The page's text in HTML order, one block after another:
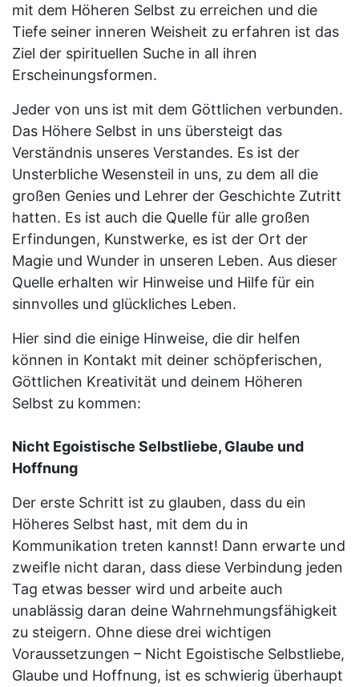
mit dem Höheren Selbst zu erreichen und die
Tiefe seiner inneren Weisheit zu erfahren ist das
Ziel der spirituellen Suche in all ihren
Erscheinungsformen.
Jeder von uns ist mit dem Göttlichen verbunden.
Das Höhere Selbst in uns übersteigt das
Verständnis unseres Verstandes. Es ist der
Unsterbliche Wesensteil in uns, zu dem all die
großen Genies und Lehrer der Geschichte Zutritt
hatten. Es ist auch die Quelle für alle großen
Erfindungen, Kunstwerke, es ist der Ort der
Magie und Wunder in unseren Leben. Aus dieser
Quelle erhalten wir Hinweise und Hilfe für ein
sinnvolles und glückliches Leben.
Hier sind die einige Hinweise, die dir helfen
können in Kontakt mit deiner schöpferischen,
Göttlichen Kreativität und deinem Höheren
Selbst zu kommen:
Nicht Egoistische Selbstliebe, Glaube und
Hoffnung
Der erste Schritt ist zu glauben, dass du ein
Höheres Selbst hast, mit dem du in
Kommunikation treten kannst! Dann erwarte und
zweifle nicht daran, dass diese Verbindung jeden
Tag etwas besser wird und arbeite auch
unablässig daran deine Wahrnehmungsfähigkeit
zu steigern. Ohne diese drei wichtigen
Voraussetzungen – Nicht Egoistische Selbstliebe,
Glaube und Hoffnung, ist es schwierig überhaupt